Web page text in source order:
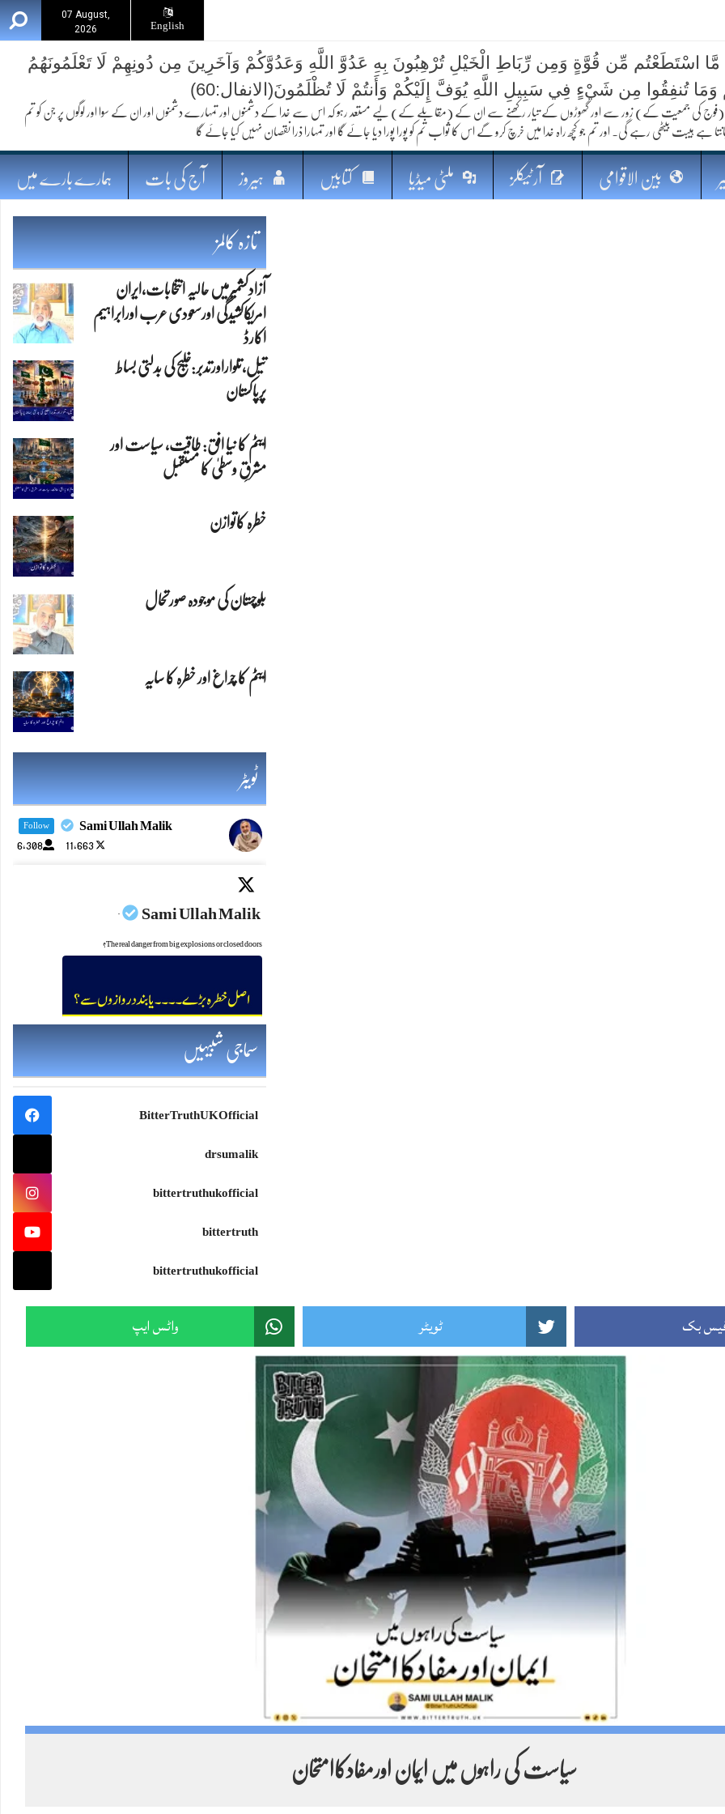
07 August,
2026
English
مستقبل
مَّا اسْتَطَعْتُم مِّن قُوَّةٍ وَمِن رِّبَاطِ الْخَيْلِ تُرْهِبُونَ بِهِ عَدُوَّ اللَّهِ وَعَدُوَّكُمْ وَآخَرِينَ مِن دُونِهِمْ لَا تَعْلَمُونَهُمُ
وَمَا تُنفِقُوا مِن شَيْءٍ فِي سَبِيلِ اللَّهِ يُوَفَّ إِلَيْكُمْ وَأَنتُمْ لَا تُظْلَمُونَ(الانفال:60)
کی جمعیت کے) زور سے اور گھوڑوں کے تیار رکھنے سے ان کے (مقابلے کے) لیے مستعد رہو کہ اس سے خدا کے دشمنوں اور تمہارے دشمنوں اور ان کے سوا اور لوگوں پر جن کو تم
ہے ہیبت بیٹھی رہے گی۔ اور تم جو کچھ راہ خدا میں خرچ کرو گے اس کا ثواب تم کو پورا پورا دیا جائے گا اور تمہارا ذرا نقصان نہیں کیا جائے گا
بین الاقوامی آرٹیکلز ملٹی میڈیا کتابیں ہیروز آج کی بات ہمارے بارے میں
تازہ کالمز
ایٹم کا چراغ اور خطرہ کا سایہ
آزادکشمیرمیں حالیہ انتخابات،ایران
امریکاکشیدگی اورسعودی عرب اورابراہیم
اکارڈ
تیل،تلواراورتدبر:خلیج کی بدلتی بساط
پرپاکستان
ایٹم کا نیا افق: طاقت، سیاست اور
مشرقِ وسطیٰ کا مستقبل
خطرہ کاتوازن
بلوچستان کی موجودہ صورتحال
ٹویٹر
Sami Ullah Malik
Follow
11,663
6,308
Sami Ullah Malik
·
The real danger from big explosions or closed doors?
Twitter feed video.
سماجی شبیہیں
BitterTruthUKOfficial
drsumalik
bittertruthukofficial
bittertruth
bittertruthukofficial
بک ٹویٹر واٹس ایپ
سیاست کی راہوں میں ایمان اورمفادکاامتحان